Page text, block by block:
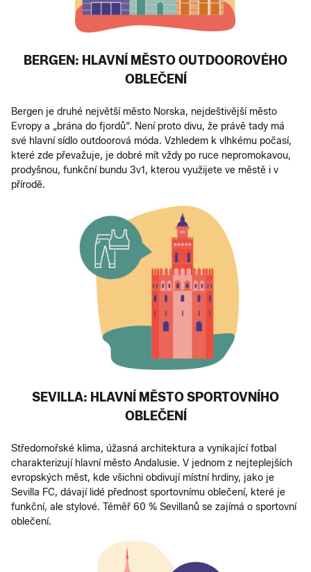
BERGEN: HLAVNÍ MĚSTO OUTDOOROVÉHO
OBLEČENÍ
Bergen je druhé největší město Norska, nejdeštivější město
Evropy a „brána do fjordů“. Není proto divu, že právě tady má
své hlavní sídlo outdoorová móda. Vzhledem k vlhkému počasí,
které zde převažuje, je dobré mít vždy po ruce nepromokavou,
prodyšnou, funkční bundu 3v1, kterou využijete ve městě i v
přírodě.
SEVILLA: HLAVNÍ MĚSTO SPORTOVNÍHO
OBLEČENÍ
Středomořské klima, úžasná architektura a vynikající fotbal
charakterizují hlavní město Andalusie. V jednom z nejteplejších
evropských měst, kde všichni obdivují místní hrdiny, jako je
Sevilla FC, dávají lidé přednost sportovnímu oblečení, které je
funkční, ale stylové. Téměř 60 % Sevillanů se zajímá o sportovní
oblečení.